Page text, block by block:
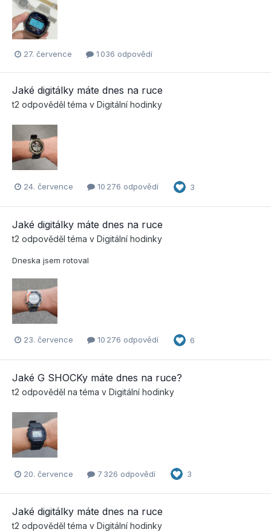
27. července 1 036 odpovědí
Jaké digitálky máte dnes na ruce
t2 odpověděl téma v Digitální hodinky
24. července 10 276 odpovědí 3
Jaké digitálky máte dnes na ruce
t2 odpověděl téma v Digitální hodinky
Dneska jsem rotoval
23. července 10 276 odpovědí 6
Jaké G SHOCKy máte dnes na ruce?
t2 odpověděl na téma v Digitální hodinky
20. července 7 326 odpovědí 3
Jaké digitálky máte dnes na ruce
t2 odpověděl téma v Digitální hodinky